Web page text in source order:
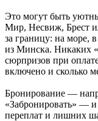
Это могут быть
Мир, Несвиж, Брест
за границу: на море,
из Минска. Никаких
сюрпризов при
включено и сколько
Бронирование —
«Забронировать» —
переплат и лишних